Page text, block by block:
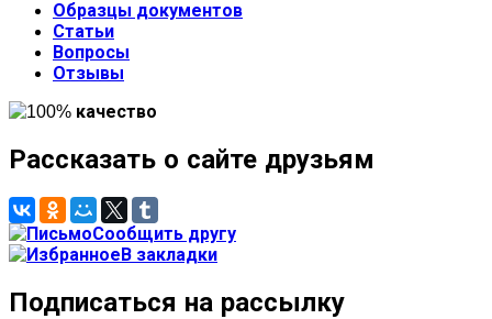
Образцы документов
Статьи
Вопросы
Отзывы
Рассказать о сайте друзьям
Сообщить другу
В закладки
Подписаться на рассылку